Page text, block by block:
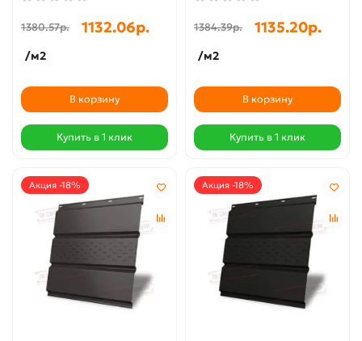
1380.57р. 1132.06р.
/м2
В корзину
Купить в 1 клик
1384.39р. 1135.20р.
/м2
В корзину
Купить в 1 клик
Акция -18% Акция -18%